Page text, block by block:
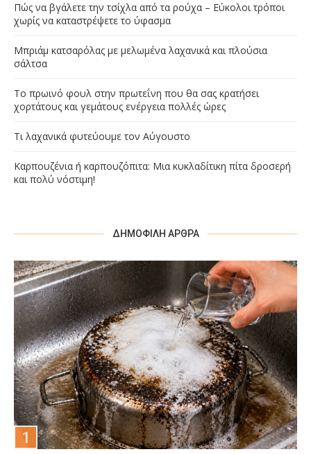
Πώς να βγάλετε την τσίχλα από τα ρούχα – Εύκολοι τρόποι
χωρίς να καταστρέψετε το ύφασμα
Μπριάμ κατσαρόλας με μελωμένα λαχανικά και πλούσια
σάλτσα
Το πρωινό φουλ στην πρωτεΐνη που θα σας κρατήσει
χορτάτους και γεμάτους ενέργεια πολλές ώρες
Τι λαχανικά φυτεύουμε τον Αύγουστο
Καρπουζένια ή καρπουζόπιτα: Μια κυκλαδίτικη πίτα δροσερή
και πολύ νόστιμη!
ΔΗΜΟΦΙΛΉ ΆΡΘΡΑ